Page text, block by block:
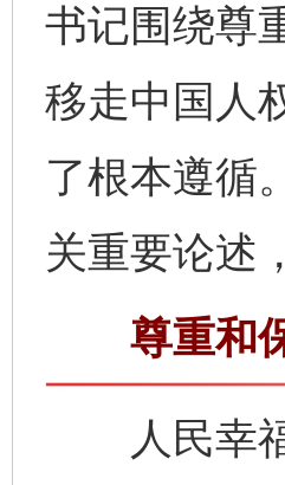
书记围绕尊
移走中国人
了根本遵循
关重要论述
尊重和保
人民幸福